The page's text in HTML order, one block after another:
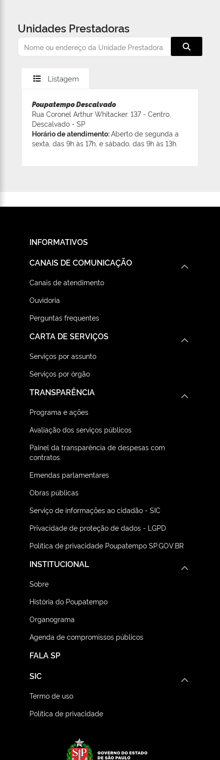
Unidades Prestadoras
Listagem
Poupatempo Descalvado
Rua Coronel Arthur Whitacker, 137 - Centro,
Descalvado - SP
Horário de atendimento:Aberto de segunda a
sexta, das 9h às 17h, e sábado, das 9h às 13h.
INFORMATIVOS
CANAIS DE COMUNICAÇÃO
Canais de atendimento
Ouvidoria
Perguntas frequentes
CARTA DE SERVIÇOS
Serviços por assunto
Serviços por órgão
TRANSPARÊNCIA
Programa e ações
Avaliação dos serviços públicos
Painel da transparência de despesas com
contratos
Emendas parlamentares
Obras públicas
Serviço de informações ao cidadão - SIC
Privacidade de proteção de dados - LGPD
Política de privacidade Poupatempo SP.GOV.BR
FALA SP
INSTITUCIONAL
Sobre
História do Poupatempo
Organograma
Agenda de compromissos públicos
SIC
Termo de uso
Política de privacidade